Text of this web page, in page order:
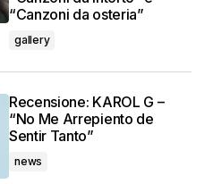
“Canzoni da osteria”
gallery
Recensione: KAROL G –
“No Me Arrepiento de
Sentir Tanto”
news